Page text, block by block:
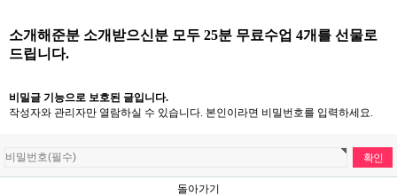
소개해준분 소개받으신분 모두 25분 무료수업 4개를 선물로
드립니다.
비밀글 기능으로 보호된 글입니다.
작성자와 관리자만 열람하실 수 있습니다. 본인이라면 비밀번호를 입력하세요.
돌아가기